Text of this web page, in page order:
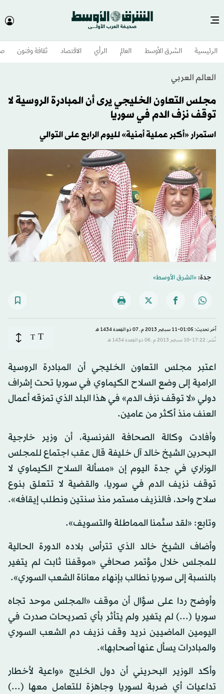
الرئيسية الشرق الأوسط​ العالم الرأي الاقتصاد ثقافة وفنون
العالم العربي
مجلس التعاون الخليجي يرى أن المبادرة الروسية لا
توقف نزف الدم في سوريا
استمرار «أكبر عملية أمنية» لليوم الرابع على التوالي
جدة:«الشرق الأوسط»
آخر تحديث: 01:05-11 سبتمبر 2013 م ـ 07 ذو القِعدة 1434 هـ
نُشر: 17:22-10 سبتمبر 2013 م ـ 06 ذو القِعدة 1434 هـ
T
T
اعتبر مجلس التعاون الخليجي أن المبادرة الروسية
الرامية إلى وضع السلاح الكيماوي في سوريا تحت إشراف
دولي «لا توقف نزف الدم» في هذا البلد الذي تمزقه أعمال
العنف منذ أكثر من عامين.
وأفادت وكالة الصحافة الفرنسية، أن وزير خارجية
البحرين الشيخ خالد آل خليفة قال عقب اجتماع للمجلس
الوزاري في جدة اليوم إن «مسألة السلاح الكيماوي لا
توقف نزيف الدم في سوريا، والقضية لا تتعلق بنوع
سلاح واحد، فالنزيف مستمر منذ سنتين ونطلب إيقافه».
وتابع: «لقد سئمنا المماطلة والتسويف».
وأضاف الشيخ خالد الذي تترأس بلاده الدورة الحالية
للمجلس خلال مؤتمر صحافي «موقفنا ثابت لم يتغير
بالنسبة إلى سوريا نطالب بإنهاء معاناة الشعب السوري».
وأوضح ردا على سؤال أن موقف «المجلس موحد تجاه
سوريا (...) لم يتغير ولم يتأثر بأي تصريحات صدرت في
اليومين الماضيين نريد وقف نزيف دم الشعب السوري
والمبادرات يسأل عنها أصحابها».
وأكد الوزير البحريني أن دول الخليج «واعية لأخطار
تداعيات أي ضربة لسوريا وجاهزة للتعامل معها (...)